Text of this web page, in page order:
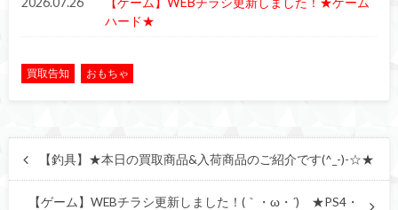
ハード★
買取告知 おもちゃ
【釣具】★本日の買取商品&入荷商品のご紹介です(^_-)-☆★
【ゲーム】WEBチラシ更新しました！(｀・ω・´)ゞ★PS4・